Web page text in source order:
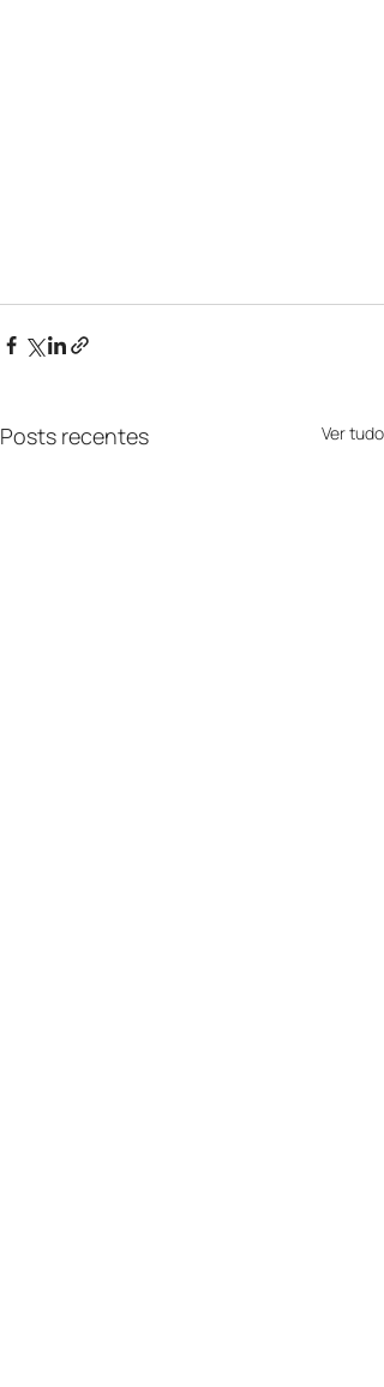
Posts recentes Ver tudo